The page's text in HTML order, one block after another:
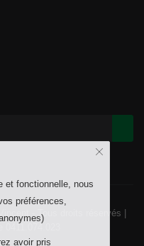
- Tous droits réservés |
et fonctionnelle, nous
préférences,
avoir pris